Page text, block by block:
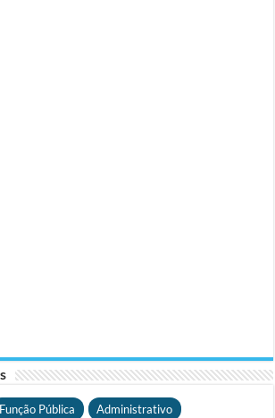
Função Pública Administrativo